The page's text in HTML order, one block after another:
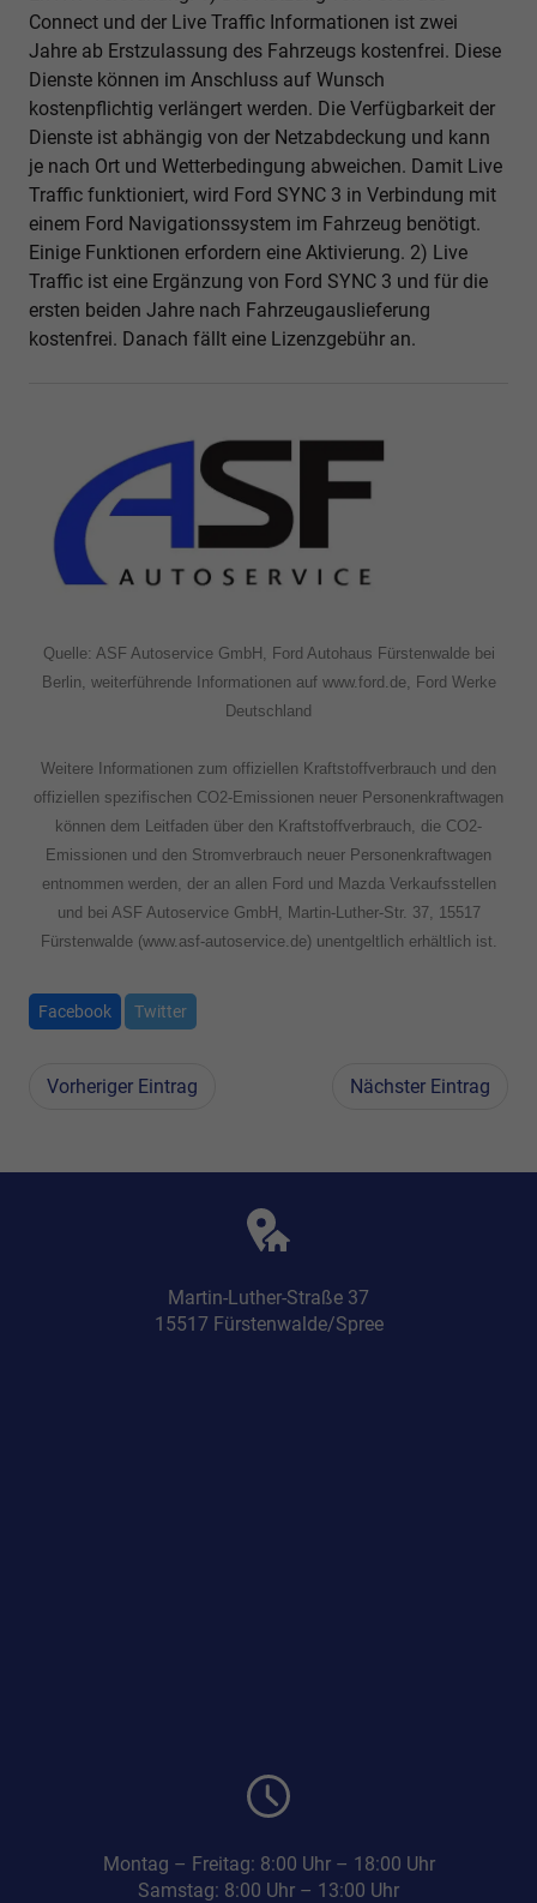
Connect und der Live Traffic Informationen ist zwei
Jahre ab Erstzulassung des Fahrzeugs kostenfrei. Diese
Dienste können im Anschluss auf Wunsch
kostenpflichtig verlängert werden. Die Verfügbarkeit der
Dienste ist abhängig von der Netzabdeckung und kann
je nach Ort und Wetterbedingung abweichen. Damit Live
Traffic funktioniert, wird Ford SYNC 3 in Verbindung mit
einem Ford Navigationssystem im Fahrzeug benötigt.
Einige Funktionen erfordern eine Aktivierung. 2) Live
Traffic ist eine Ergänzung von Ford SYNC 3 und für die
ersten beiden Jahre nach Fahrzeugauslieferung
kostenfrei. Danach fällt eine Lizenzgebühr an.
Quelle: ASF Autoservice GmbH, Ford Autohaus Fürstenwalde bei
Berlin, weiterführende Informationen auf www.ford.de, Ford Werke
Deutschland
Weitere Informationen zum offiziellen Kraftstoffverbrauch und den
offiziellen spezifischen CO2-Emissionen neuer Personenkraftwagen
können dem Leitfaden über den Kraftstoffverbrauch, die CO2-
Emissionen und den Stromverbrauch neuer Personenkraftwagen
entnommen werden, der an allen Ford und Mazda Verkaufsstellen
und bei ASF Autoservice GmbH, Martin-Luther-Str. 37, 15517
Fürstenwalde (www.asf-autoservice.de) unentgeltlich erhältlich ist.
Facebook Twitter
Vorheriger Eintrag Nächster Eintrag
Martin-Luther-Straße 37
15517 Fürstenwalde/Spree
Montag – Freitag: 8:00 Uhr – 18:00 Uhr
Samstag: 8:00 Uhr – 13:00 Uhr